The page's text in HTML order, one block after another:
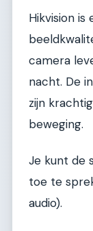
Hikvision
camera
nacht. De
zijn
beweging.
Je kunt de
toe te
audio).